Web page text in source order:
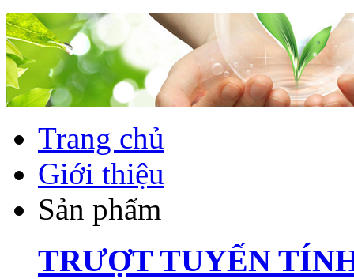
Trang chủ
Giới thiệu
Sản phẩm
TRƯỢT TUYẾN